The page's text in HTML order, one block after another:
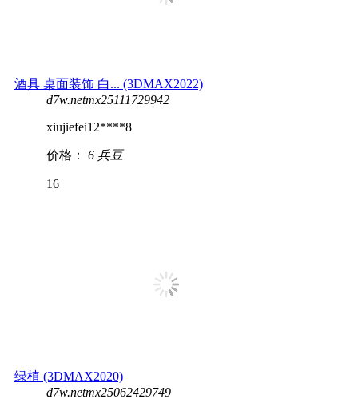
酒具 桌面装饰 白... (3DMAX2022)
d7w.netmx25111729942
xiujiefei12****8
价格： 6 兵豆
16
绿植 (3DMAX2020)
d7w.netmx25062429749